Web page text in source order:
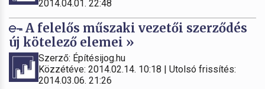
2014.04.01. 22:48
A felelős műszaki vezetői szerződés
új kötelező elemei »
Szerző: Építésijog.hu
Közzétéve: 2014.02.14. 10:18 | Utolsó frissítés:
2014.03.06. 21:26